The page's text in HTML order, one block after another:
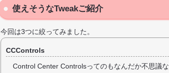
使えそうなTweakご紹介
今回は3つに絞ってみました。
CCControls
Control Center Controlsってのもなんだか不思議